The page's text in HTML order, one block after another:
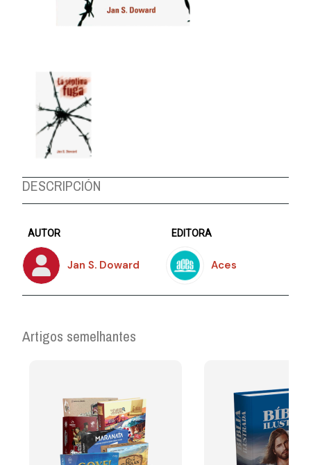
DESCRIPCIÓN
AUTOR
Jan S. Doward
EDITORA
Aces
Artigos semelhantes